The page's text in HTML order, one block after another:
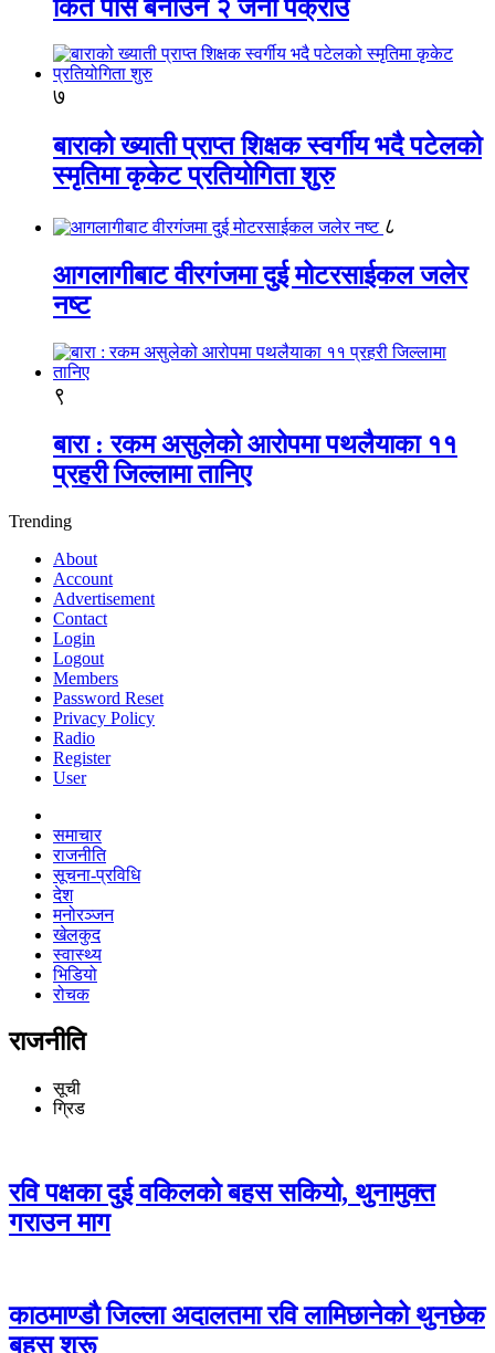
किर्ते पास बनाउने २ जना पक्राउ
७
बाराको ख्याती प्राप्त शिक्षक स्वर्गीय भदै पटेलको
स्मृतिमा कृकेट प्रतियोगिता शुरु
८
आगलागीबाट वीरगंजमा दुई मोटरसाईकल जलेर
नष्ट
९
बारा : रकम असुलेको आरोपमा पथलैयाका ११
प्रहरी जिल्लामा तानिए
Trending
About
Account
Advertisement
Contact
Login
Logout
Members
Password Reset
Privacy Policy
Radio
Register
User
समाचार
राजनीति
सूचना-प्रविधि
देश
मनोरञ्जन
खेलकुद
स्वास्थ्य
भिडियो
रोचक
राजनीति
सूची
ग्रिड
रवि पक्षका दुई वकिलको बहस सकियो, थुनामुक्त
गराउन माग
काठमाण्डौ जिल्ला अदालतमा रवि लामिछानेको थुनछेक
बहस शुरू